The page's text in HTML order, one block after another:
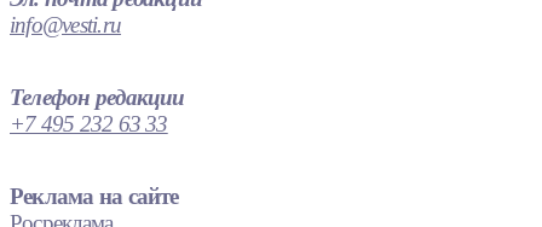
info@vesti.ru
Телефон редакции
+7 495 232 63 33
Реклама на сайте